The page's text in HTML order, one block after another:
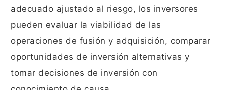
adecuado ajustado al riesgo, los inversores
pueden evaluar la viabilidad de las
operaciones de fusión y adquisición, comparar
oportunidades de inversión alternativas y
tomar decisiones de inversión con